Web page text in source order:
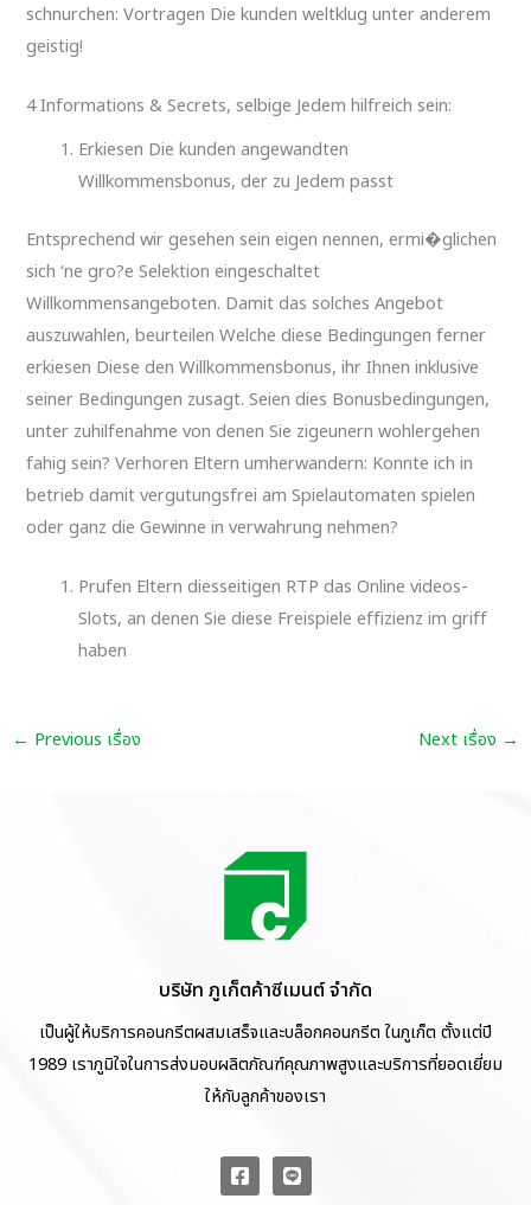
schnurchen: Vortragen Die kunden weltklug unter anderem
geistig!
4 Informations & Secrets, selbige Jedem hilfreich sein:
Erkiesen Die kunden angewandten
Willkommensbonus, der zu Jedem passt
Entsprechend wir gesehen sein eigen nennen, ermi�glichen
sich ‘ne gro?e Selektion eingeschaltet
Willkommensangeboten. Damit das solches Angebot
auszuwahlen, beurteilen Welche diese Bedingungen ferner
erkiesen Diese den Willkommensbonus, ihr Ihnen inklusive
seiner Bedingungen zusagt. Seien dies Bonusbedingungen,
unter zuhilfenahme von denen Sie zigeunern wohlergehen
fahig sein? Verhoren Eltern umherwandern: Konnte ich in
betrieb damit vergutungsfrei am Spielautomaten spielen
oder ganz die Gewinne in verwahrung nehmen?
Prufen Eltern diesseitigen RTP das Online videos-
Slots, an denen Sie diese Freispiele effizienz im griff
haben
← Previous เรื่อง Next เรื่อง →
บริษัท ภูเก็ตค้าซีเมนต์ จำกัด
เป็นผู้ให้บริการคอนกรีตผสมเสร็จและบล็อกคอนกรีต ในภูเก็ต ตั้งแต่ปี
1989 เราภูมิใจในการส่งมอบผลิตภัณฑ์คุณภาพสูงและบริการที่ยอดเยี่ยม
ให้กับลูกค้าของเรา